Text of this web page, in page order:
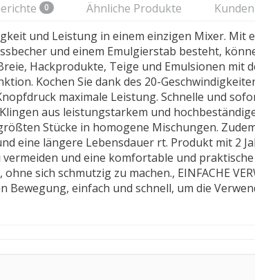
0 Ähnliche Produkte
und Leistung in einem einzigen Mixer.
und einem Emulgierstab besteht,
Hackprodukte, Teige und Emulsionen mit
Kochen Sie dank des 20-
maximale Leistung. Schnelle und
aus leistungstarkem und
Stücke in homogene Mischungen.
eine längere Lebensdauer rt. Produkt mit 2
und eine komfortable und
sich schmutzig zu machen., EINFACHE
einfach und schnell, um die